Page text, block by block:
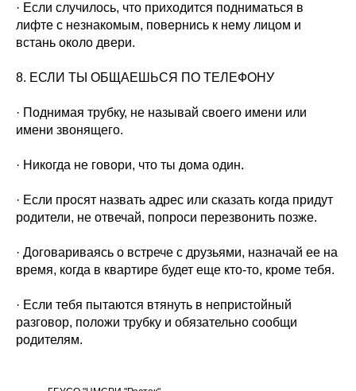
· Если случилось, что приходится подниматься в
лифте с незнакомым, повернись к нему лицом и
встань около двери.
8. ЕСЛИ ТЫ ОБЩАЕШЬСЯ ПО ТЕЛЕФОНУ
· Поднимая трубку, не называй своего имени или
имени звонящего.
· Никогда не говори, что ты дома один.
· Если просят назвать адрес или сказать когда придут
родители, не отвечай, попроси перезвонить позже.
· Договариваясь о встрече с друзьями, назначай ее на
время, когда в квартире будет еще кто-то, кроме тебя.
· Если тебя пытаются втянуть в непристойный
разговор, положи трубку и обязательно сообщи
родителям.